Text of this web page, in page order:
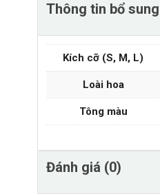
Thông tin bổ sung
Kích cỡ (S, M, L)
Loài hoa
Tông màu
Đánh giá (0)